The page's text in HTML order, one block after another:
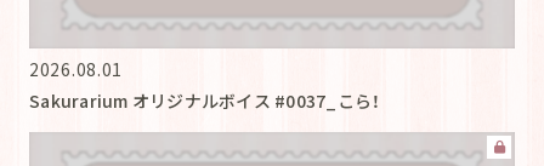
2026.08.01
Sakurarium オリジナルボイス #0037_こら！